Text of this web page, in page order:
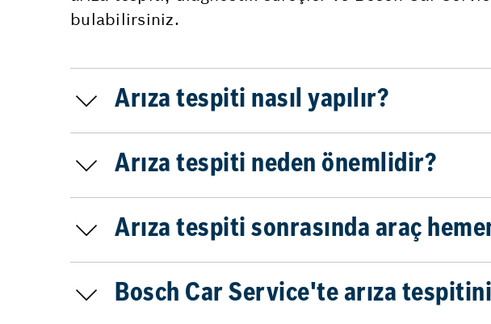
bulabilirsiniz.
Arıza tespiti nasıl yapılır?
Arıza tespiti neden önemlidir?
Arıza tespiti sonrasında araç
Bosch Car Service'te arıza